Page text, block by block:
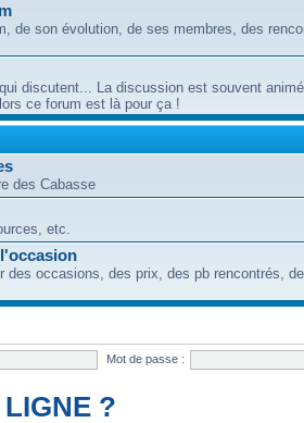
de son évolution, de ses membres, des
discutent... La discussion est souvent
ce forum est là pour ça !
des Cabasse
etc.
des occasions, des prix, des pb rencontrés,
Mot de passe :
?